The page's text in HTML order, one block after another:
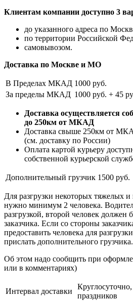
Клиентам компании доступно 3
до указанного адреса по
по территории Российской
самовывозом.
Доставка по Москве и МО
В Пределах МКАД 1000 руб.
За пределы МКАД 1000 руб. + 45
Доставка осуществляется
до 250км от МКАД
Доставка свыше 250км от
(см. доставку по России)
Оплата картой курьеру
собственной курьерской
Дополнительный грузчик 1500 руб.
Для разгрузки некоторых тяжелых и
нужно минимум 2 человека.
разгрузкой, второй человек должен
заказчика. Если со стороны
предоставить человека для
прислать дополнительного грузчика.
Об этом надо сообщить при
или в комментариях)
Интервал доставки
праздников